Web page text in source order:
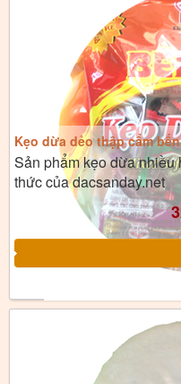
Kẹo dừa dẻo thập cẩm
Sản phẩm kẹo dừa
thức của dacsanday.net